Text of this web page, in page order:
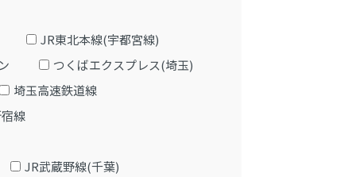
JR東北本線(宇都宮線)
つくばエクスプレス(埼玉)
埼玉高速鉄道線
線
JR武蔵野線(千葉)